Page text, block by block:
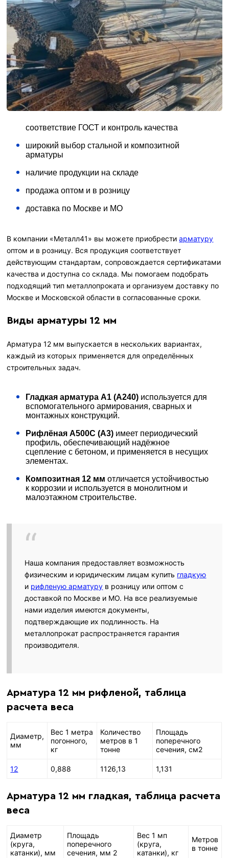
соответствие ГОСТ и контроль качества
широкий выбор стальной и композитной
арматуры
наличие продукции на складе
продажа оптом и в розницу
доставка по Москве и МО
В компании «Металл41» вы можете приобрестиарматуру
оптом и в розницу. Вся продукция соответствует
действующим стандартам, сопровождается сертификатами
качества и доступна со склада. Мы помогаем подобрать
подходящий тип металлопроката и организуем доставку по
Москве и Московской области в согласованные сроки.
Виды арматуры 12 мм
Арматура 12 мм выпускается в нескольких вариантах,
каждый из которых применяется для определённых
строительных задач.
Гладкая арматура А1 (А240) используется для
вспомогательного армирования, сварных и
монтажных конструкций.
Рифлёная А500С (А3) имеет периодический
профиль, обеспечивающий надёжное
сцепление с бетоном, и применяется в несущих
элементах.
Композитная 12 мм отличается устойчивостью
к коррозии и используется в монолитном и
малоэтажном строительстве.
Наша компания предоставляет возможность
физическим и юридическим лицам купить гладкую
и рифленую арматуру в розницу или оптом с
доставкой по Москве и МО. На все реализуемые
нами изделия имеются документы,
подтверждающие их подлинность. На
металлопрокат распространяется гарантия
производителя.
Арматура 12 мм рифленой, таблица
расчета веса
Диаметр,
мм
Вес 1 метра
погонного,
кг
Количество
метров в 1
тонне
Площадь
поперечного
сечения, см2
12 0,888 1126,13 1,131
Арматура 12 мм гладкая, таблица расчета
веса
Диаметр
(круга,
катанки), мм
Площадь
поперечного
сечения, мм 2
Вес 1 мп
(круга,
катанки), кг
Метров
в тонне